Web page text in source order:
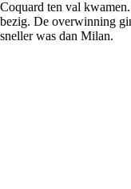
Coquard ten val
bezig. De overwinning
sneller was dan Milan.